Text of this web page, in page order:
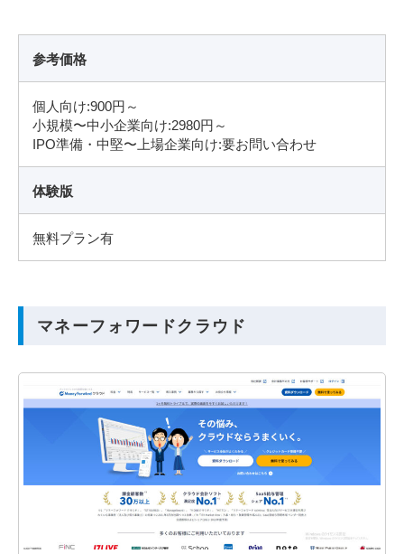
参考価格
個人向け:900円～
小規模〜中小企業向け:2980円～
IPO準備・中堅〜上場企業向け:要お問い合わせ
体験版
無料プラン有
マネーフォワードクラウド